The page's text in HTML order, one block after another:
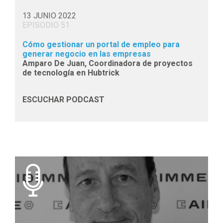
13 JUNIO 2022
EPISODIO 51
Cómo gestionar un portal de empleo para
generar negocio en las empresas
Amparo De Juan, Coordinadora de proyectos
de tecnología en Hubtrick
ESCUCHAR PODCAST